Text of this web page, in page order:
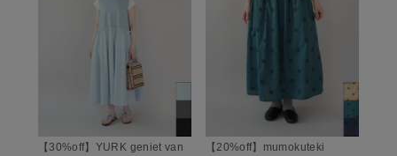
【30%off】YURK geniet van
【20%off】mumokuteki